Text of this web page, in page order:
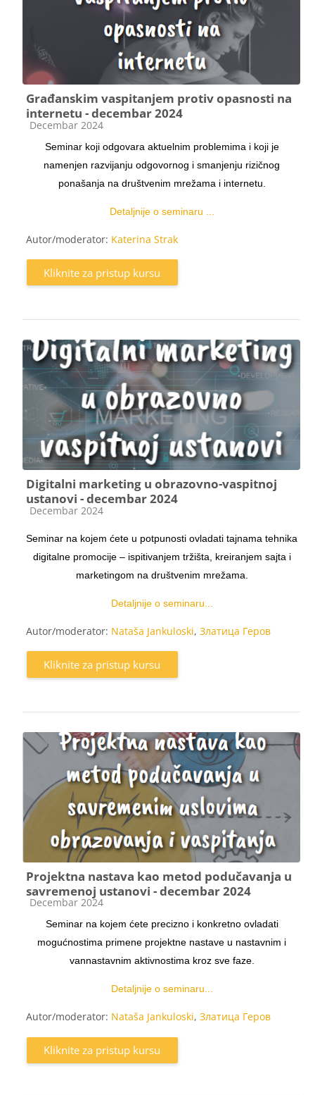
Građanskim vaspitanjem protiv opasnosti na
internetu - decembar 2024
Kategorija kursa
Decembar 2024
Seminar koji odgovara aktuelnim problemima i koji je
namenjen razvijanju odgovornog i smanjenju rizičnog
ponašanja na društvenim mrežama i internetu.
Detaljnije o seminaru ...
Autor/moderator: Katerina Strak
Kliknite za pristup kursu
Digitalni marketing u obrazovno-vaspitnoj
ustanovi - decembar 2024
Kategorija kursa
Decembar 2024
Seminar na kojem ćete u potpunosti ovladati tajnama tehnika
digitalne promocije – ispitivanjem tržišta, kreiranjem sajta i
marketingom na društvenim mrežama.
Detaljnije o seminaru...
Autor/moderator: Nataša Jankuloski, Златица Геров
Kliknite za pristup kursu
Projektna nastava kao metod podučavanja u
savremenoj ustanovi - decembar 2024
Kategorija kursa
Decembar 2024
Seminar na kojem ćete precizno i konkretno ovladati
mogućnostima primene projektne nastave u nastavnim i
vannastavnim aktivnostima kroz sve faze.
Detaljnije o seminaru...
Autor/moderator: Nataša Jankuloski, Златица Геров
Kliknite za pristup kursu